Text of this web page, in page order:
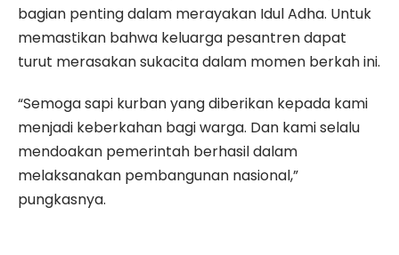
bagian penting dalam merayakan Idul Adha. Untuk
memastikan bahwa keluarga pesantren dapat
turut merasakan sukacita dalam momen berkah ini.
“Semoga sapi kurban yang diberikan kepada kami
menjadi keberkahan bagi warga. Dan kami selalu
mendoakan pemerintah berhasil dalam
melaksanakan pembangunan nasional,”
pungkasnya.